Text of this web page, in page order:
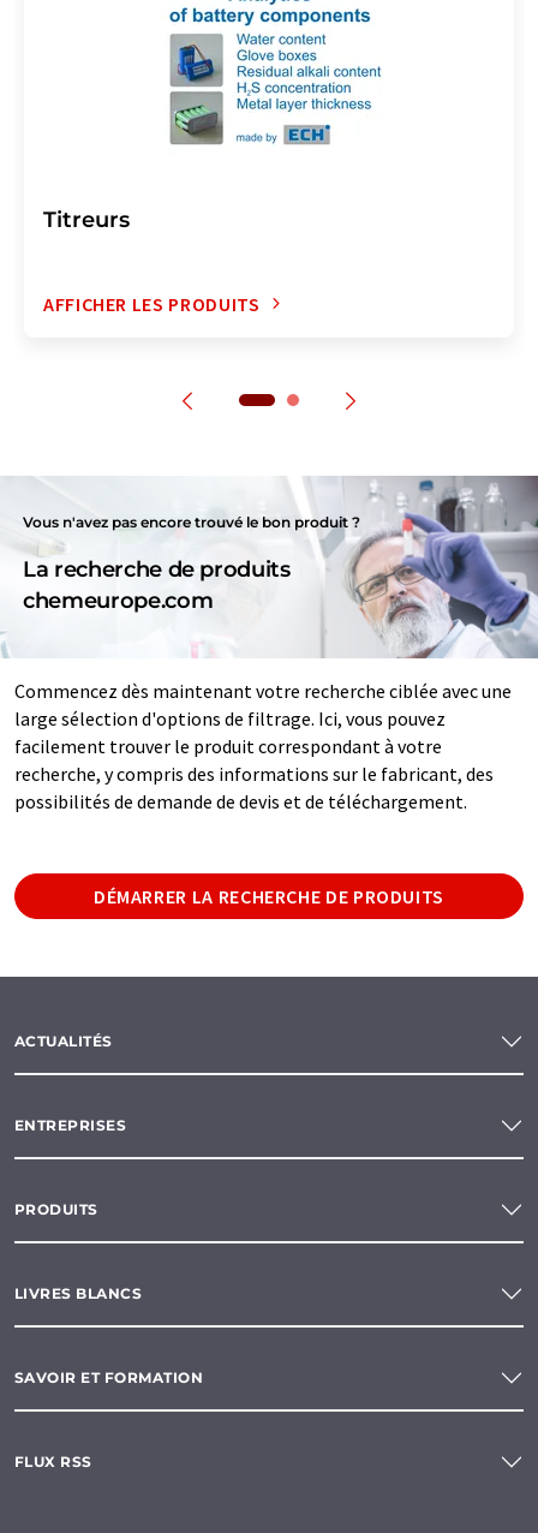
Titreurs
AFFICHER LES PRODUITS
Vous n'avez pas encore trouvé le bon produit ?
La recherche de produits
chemeurope.com
Commencez dès maintenant votre recherche ciblée avec une
large sélection d'options de filtrage. Ici, vous pouvez
facilement trouver le produit correspondant à votre
recherche, y compris des informations sur le fabricant, des
possibilités de demande de devis et de téléchargement.
DÉMARRER LA RECHERCHE DE PRODUITS
ACTUALITÉS
ENTREPRISES
PRODUITS
LIVRES BLANCS
SAVOIR ET FORMATION
FLUX RSS